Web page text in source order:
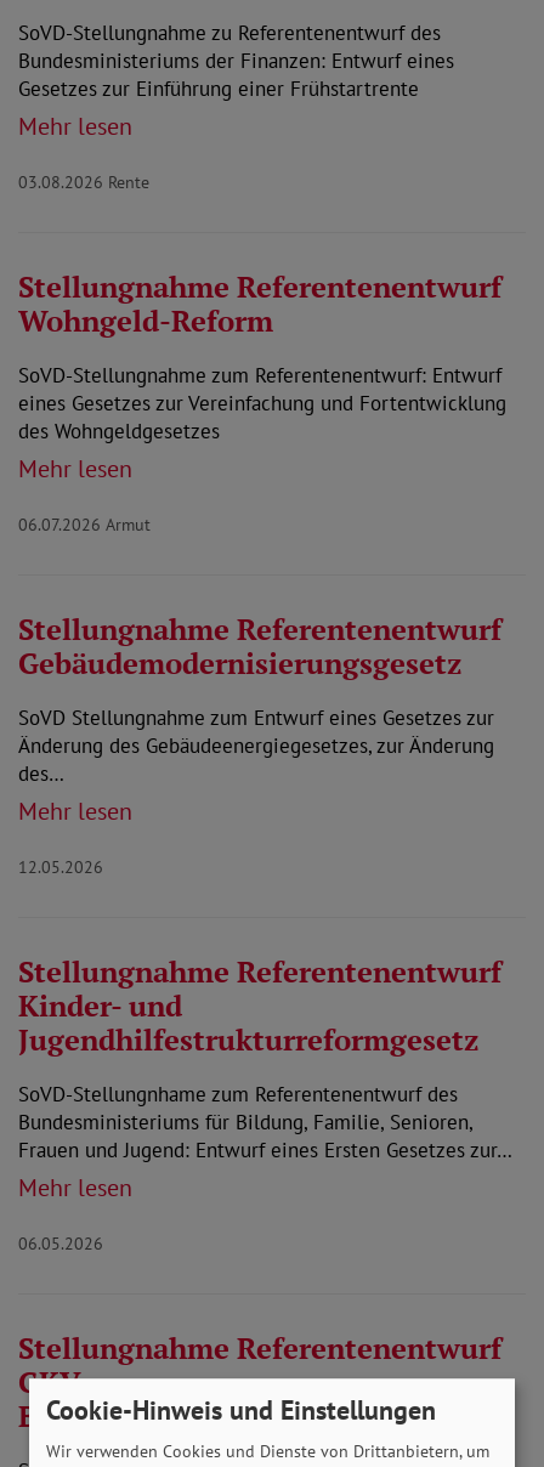
SoVD-Stellungnahme zu Referentenentwurf des
Bundesministeriums der Finanzen: Entwurf eines
Gesetzes zur Einführung einer Frühstartrente
Mehr lesen
03.08.2026 Rente
Stellungnahme Referentenentwurf
Wohngeld-Reform
SoVD-Stellungnahme zum Referentenentwurf: Entwurf
eines Gesetzes zur Vereinfachung und Fortentwicklung
des Wohngeldgesetzes
Mehr lesen
06.07.2026 Armut
Stellungnahme Referentenentwurf
Gebäudemodernisierungsgesetz
SoVD Stellungnahme zum Entwurf eines Gesetzes zur
Änderung des Gebäudeenergiegesetzes, zur Änderung
des…
Mehr lesen
12.05.2026
Stellungnahme Referentenentwurf
Kinder- und
Jugendhilfestrukturreformgesetz
SoVD-Stellungnhame zum Referentenentwurf des
Bundesministeriums für Bildung, Familie, Senioren,
Frauen und Jugend: Entwurf eines Ersten Gesetzes zur…
Mehr lesen
06.05.2026
Stellungnahme Referentenentwurf
GKV-
Beitragssatzstabilisierungsgesetz
Cookie-Hinweis und Einstellungen
Wir verwenden Cookies und Dienste von Drittanbietern, um